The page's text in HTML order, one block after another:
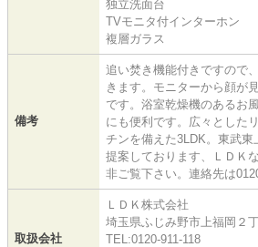
独立洗面台
TVモニタ付インターホン
複層ガラス
備考
追い焚き機能付きですので
きます。モニターから顔が
です。浴室乾燥機のあるお
にも便利です。広々とした
チンを備えた3LDK。東武
提案しております、ＬＤＫ
非ご覧下さい。連絡先は
取扱会社
ＬＤＫ株式会社
埼玉県ふじみ野市上福岡２
TEL:0120-911-118